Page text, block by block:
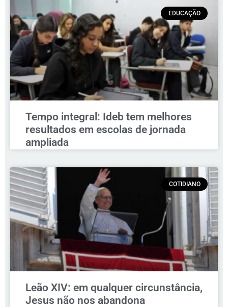
EDUCAÇÃO
Tempo integral: Ideb tem melhores
resultados em escolas de jornada
ampliada
COTIDIANO
Leão XIV: em qualquer circunstância,
Jesus não nos abandona